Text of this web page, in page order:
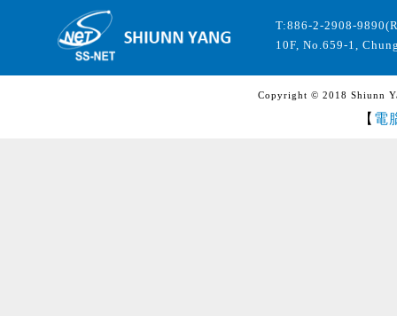
T:886-2-2908-
10F, No.659-1,
Copyright © 2018 Shiunn
【 電